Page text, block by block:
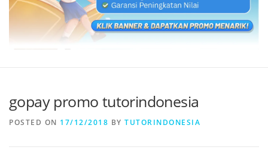
gopay promo tutorindonesia
POSTED ON 17/12/2018 BY TUTORINDONESIA